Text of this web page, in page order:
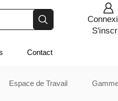
Contact
Espace de Travail